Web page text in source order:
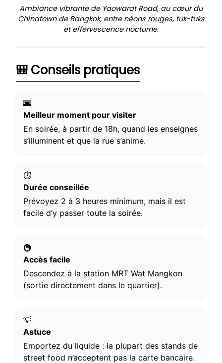
Ambiance vibrante de Yaowarat Road, au cœur du
Chinatown de Bangkok, entre néons rouges, tuk-tuks
et effervescence nocturne.
🎒 Conseils pratiques
🌆
Meilleur moment pour visiter
En soirée, à partir de 18h, quand les enseignes
s’illuminent et que la rue s’anime.
⏱️
Durée conseillée
Prévoyez 2 à 3 heures minimum, mais il est
facile d’y passer toute la soirée.
🚇
Accès facile
Descendez à la station MRT Wat Mangkon
(sortie directement dans le quartier).
💡
Astuce
Emportez du liquide : la plupart des stands de
street food n’acceptent pas la carte bancaire.